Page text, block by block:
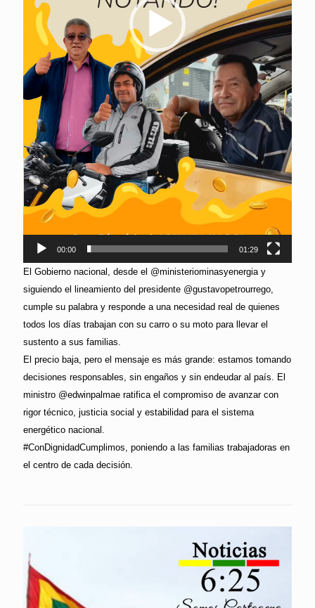
00:00 01:29
El Gobierno nacional, desde el @ministeriominasyenergia y
siguiendo el lineamiento del presidente @gustavopetrourrego,
cumple su palabra y responde a una necesidad real de quienes
todos los días trabajan con su carro o su moto para llevar el
sustento a sus familias.
El precio baja, pero el mensaje es más grande: estamos tomando
decisiones responsables, sin engaños y sin endeudar al país. El
ministro @edwinpalmae ratifica el compromiso de avanzar con
rigor técnico, justicia social y estabilidad para el sistema
energético nacional.
#ConDignidadCumplimos, poniendo a las familias trabajadoras en
el centro de cada decisión.